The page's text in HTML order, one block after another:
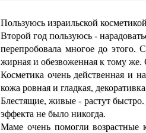
Пользуюсь израильской
Второй год пользуюсь -
перепробовала многое до этого.
жирная и обезвоженная к тому же.
Косметика очень действенная и
кожа ровная и гладкая,
Блестящие, живые - растут
эффекта не было никогда.
Маме очень помогли возрастные